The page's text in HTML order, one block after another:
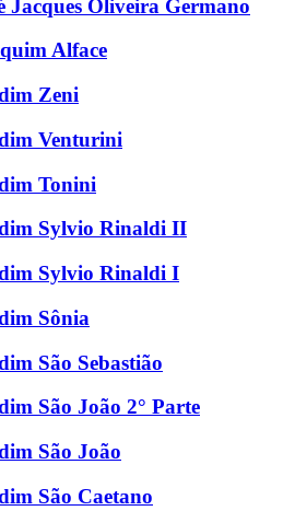
Jacques Oliveira Germano
Alface
Zeni
Venturini
Tonini
Sylvio Rinaldi II
Sylvio Rinaldi I
Sônia
São Sebastião
São João 2° Parte
São João
São Caetano